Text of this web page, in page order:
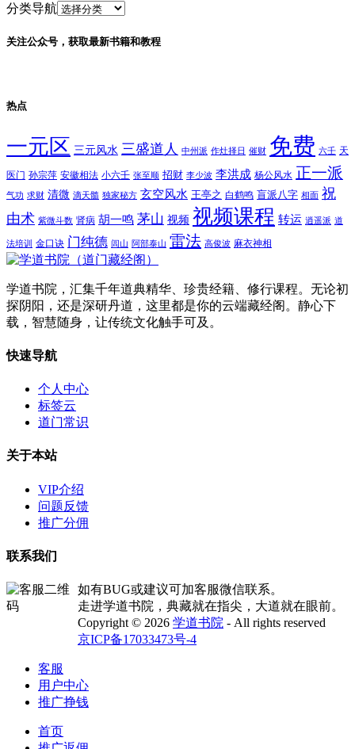
分类导航
关注公众号，获取最新书籍和教程
热点
一元区 三元风水 三盛道人 中州派 作灶择日 催财 免费 六壬 天
医门 孙宗萍 安徽相法 小六壬 张至顺 招财 李少波 李洪成 杨公风水 正一派
气功 求财 清微 滴天髓 独家秘方 玄空风水 王亭之 白鹤鸣 盲派八字 相面 祝
由术 紫微斗数 肾病 胡一鸣 茅山 视频 视频课程 转运 逍遥派 道
法培训 金口诀 门纯德 闾山 阿部泰山 雷法 高俊波 麻衣神相
学道书院，汇集千年道典精华、珍贵经籍、修行课程。无论初
探阴阳，还是深研丹道，这里都是你的云端藏经阁。静心下
载，智慧随身，让传统文化触手可及。
快速导航
个人中心
标签云
道门常识
关于本站
VIP介绍
问题反馈
推广分佣
联系我们
如有BUG或建议可加客服微信联系。
走进学道书院，典藏就在指尖，大道就在眼前。
Copyright © 2026 学道书院 - All rights reserved
京ICP备17033473号-4
客服
用户中心
推广挣钱
首页